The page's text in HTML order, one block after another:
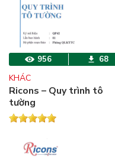
956 68
KHÁC
Ricons – Quy trình tô
tường